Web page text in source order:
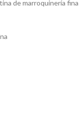
de marroquinería fina